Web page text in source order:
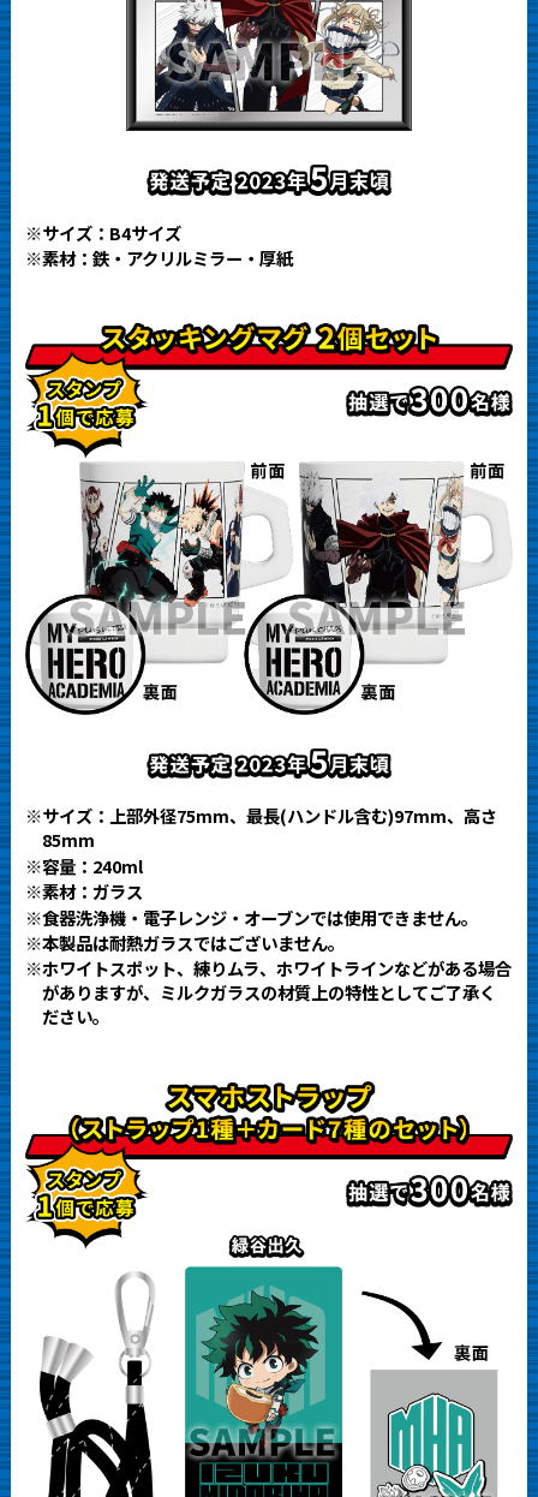
※サイズ：B4サイズ
※素材：鉄・アクリルミラー・厚紙
※サイズ：上部外径75mm、最長(ハンドル含む)97mm、高さ
85mm
※容量：240ml
※素材：ガラス
※食器洗浄機・電子レンジ・オーブンでは使用できません。
※本製品は耐熱ガラスではございません。
※ホワイトスポット、練りムラ、ホワイトラインなどがある場合
がありますが、ミルクガラスの材質上の特性としてご了承く
ださい。